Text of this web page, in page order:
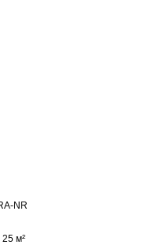
NR
25 м²